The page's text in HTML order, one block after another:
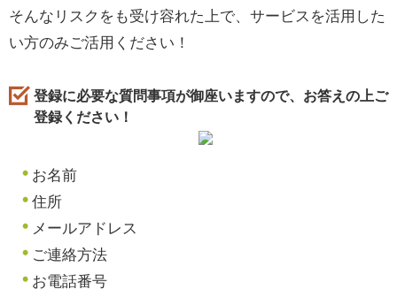
そんなリスクをも受け容れた上で、サービスを活用した
い方のみご活用ください！
登録に必要な質問事項が御座いますので、お答えの上ご
登録ください！
お名前
住所
メールアドレス
ご連絡方法
お電話番号